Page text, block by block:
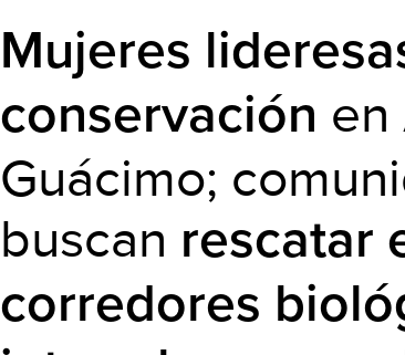
Mujeres
conservación
Guácimo;
buscan rescatar
corredores